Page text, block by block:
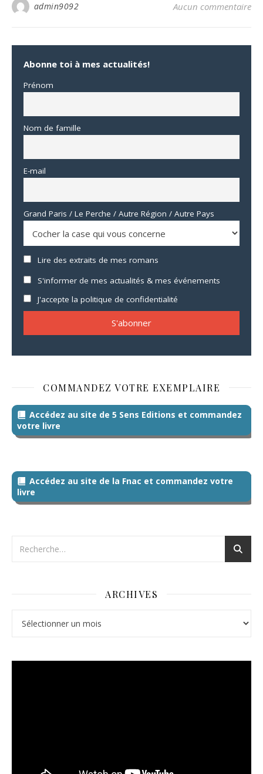
admin9092 Aucun commentaire
Abonne toi à mes actualités!
Prénom
Nom de famille
E-mail
Grand Paris / Le Perche / Autre Région / Autre Pays
Lire des extraits de mes romans
S'informer de mes actualités & mes événements
J'accepte la politique de confidentialité
COMMANDEZ VOTRE EXEMPLAIRE
Accédez au site de 5 Sens Editions et commandez
votre livre
Accédez au site de la Fnac et commandez votre
livre
ARCHIVES